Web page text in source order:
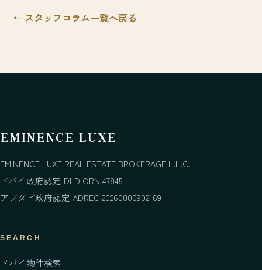
← スタッフコラム一覧へ戻る
EMINENCE LUXE
EMINENCE LUXE REAL ESTATE BROKERAGE L.L.C.
ドバイ政府認定 DLD ORN 47845
アブダビ政府認定 ADREC 20260000902169
SEARCH
ドバイ物件検索